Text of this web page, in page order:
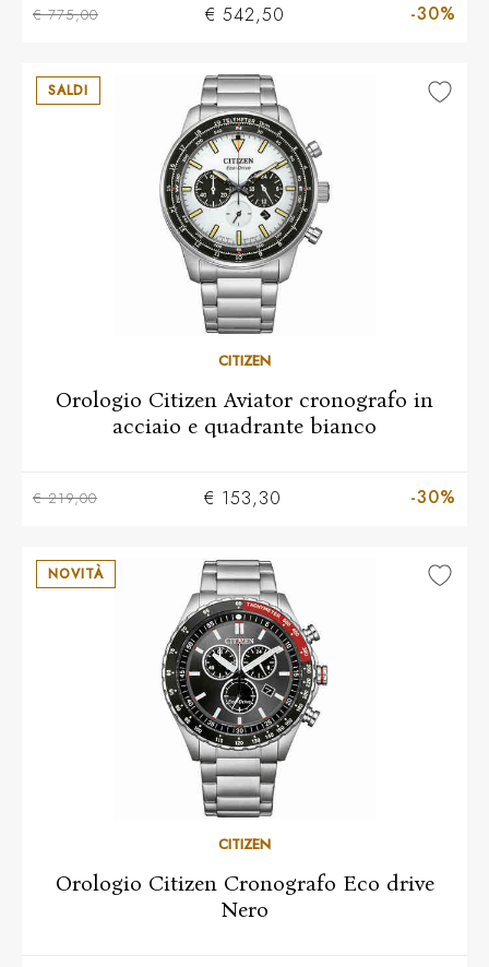
€ 775,00 € 542,50 -30%
SALDI
CITIZEN
Orologio Citizen Aviator cronografo in
acciaio e quadrante bianco
€ 219,00 € 153,30 -30%
NOVITÀ
CITIZEN
Orologio Citizen Cronografo Eco drive
Nero